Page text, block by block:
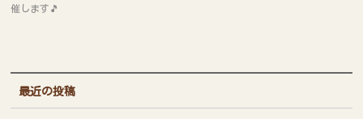
催します🎵
最近の投稿